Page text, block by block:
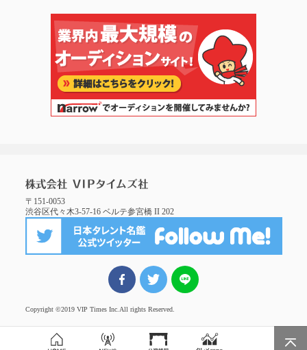
Page Top
〒151-0053
渋谷区代々木3-57-16 ベルテ参宮橋 II 202
FBでシェアツイート
Copyright ©2019 VIP Times Inc. All rights Reserved.